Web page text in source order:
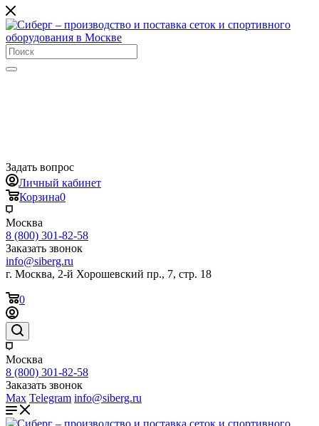
Задать вопрос
Личный кабинет
Корзина0
Москва
8 (800) 301-82-58
Заказать звонок
info@siberg.ru
г. Москва, 2-й Хорошевский пр., 7, стр. 18
0
Москва
8 (800) 301-82-58
Заказать звонок
Max Telegram info@siberg.ru